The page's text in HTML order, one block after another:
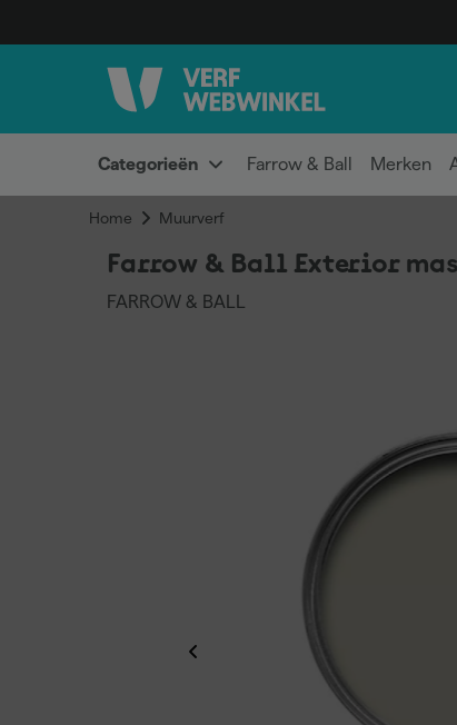
Categorieën Farrow & Ball Merken
Home Muurverf
Farrow & Ball Exterior
FARROW & BALL